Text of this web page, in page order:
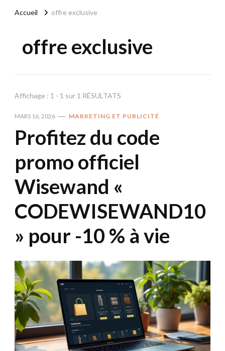
Accueil offre exclusive
offre exclusive
Affichage : 1 - 1 sur 1 RÉSULTATS
MARS 16, 2026 MARKETING ET PUBLICITÉ
Profitez du code
promo officiel
Wisewand «
CODEWISEWAND10
» pour -10 % à vie